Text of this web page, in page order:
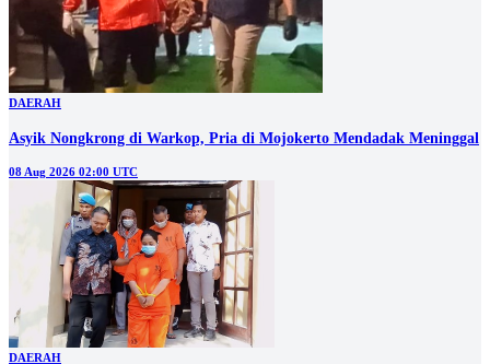
DAERAH
Asyik Nongkrong di Warkop, Pria di Mojokerto Mendadak Meninggal
08 Aug 2026 02:00 UTC
DAERAH